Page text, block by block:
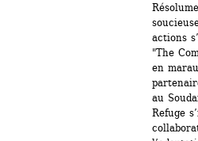
actions
"The
en
au
Refuge